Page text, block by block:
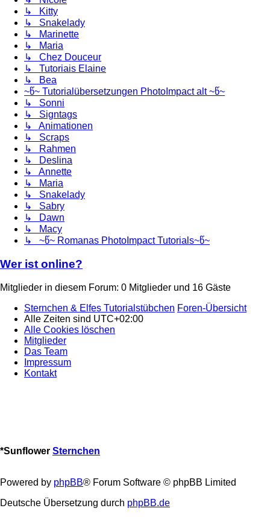
↳ Kitty
↳ Snakelady
↳ Marinette
↳ Maria
↳ Chez Douceur
↳ Tutoriais Elaine
↳ Bea
~წ~ Tutorialübersetzungen PhotoImpact alt ~წ~
↳ Sonni
↳ Signtags
↳ Animationen
↳ Scraps
↳ Rahmen
↳ Deslina
↳ Annette
↳ Maria
↳ Snakelady
↳ Sabry
↳ Dawn
↳ Macy
↳ ~წ~ Romanas PhotoImpact Tutorials~წ~
Wer ist online?
Mitglieder in diesem Forum: 0 Mitglieder und 16 Gäste
Sternchen & Elfes Tutorialstübchen Foren-Übersicht
Alle Zeiten sind UTC+02:00
Alle Cookies löschen
Mitglieder
Das Team
Impressum
Kontakt
*Sunflower Sternchen
Powered by phpBB® Forum Software © phpBB Limited
Deutsche Übersetzung durch phpBB.de